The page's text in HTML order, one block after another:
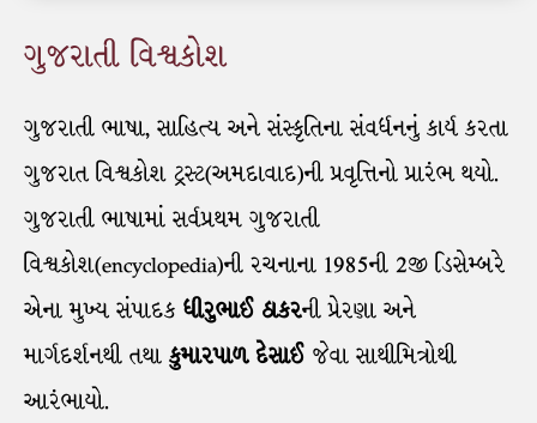
ગુજરાતી વિશ્વકોશ
ગુજરાતી ભાષા, સાહિત્ય અને સંસ્કૃતિના સંવર્ધનનું કાર્ય કરતા
ગુજરાત વિશ્વકોશ ટ્રસ્ટ(અમદાવાદ)ની પ્રવૃત્તિનો પ્રારંભ થયો.
ગુજરાતી ભાષામાં સર્વપ્રથમ ગુજરાતી
વિશ્વકોશ(encyclopedia)ની રચનાના 1985ની 2જી ડિસેમ્બરે
એના મુખ્ય સંપાદક ધીરુભાઈ ઠાકરની પ્રેરણા અને
માર્ગદર્શનથી તથા કુમારપાળ દેસાઈ જેવા સાથીમિત્રોથી
આરંભાયો.